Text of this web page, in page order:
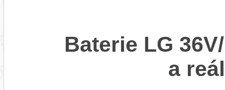
Baterie LG
a